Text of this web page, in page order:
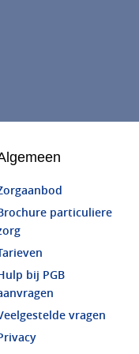
particuliere
bij PGB
vragen